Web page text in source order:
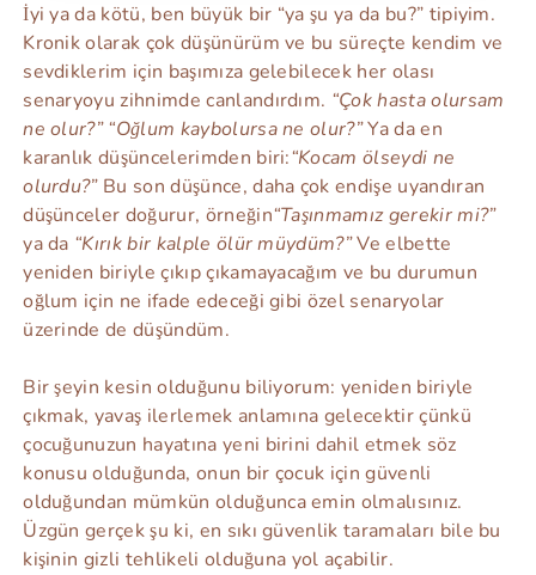
İyi ya da kötü, ben büyük bir “ya şu ya da bu?” tipiyim.
Kronik olarak çok düşünürüm ve bu süreçte kendim ve
sevdiklerim için başımıza gelebilecek her olası
senaryoyu zihnimde canlandırdım. “Çok hasta olursam
ne olur?” “Oğlum kaybolursa ne olur?”Ya da en
karanlık düşüncelerimden biri:“Kocam ölseydi ne
olurdu?”Bu son düşünce, daha çok endişe uyandıran
düşünceler doğurur, örneğin“Taşınmamız gerekir mi?”
ya da “Kırık bir kalple ölür müydüm?”Ve elbette
yeniden biriyle çıkıp çıkamayacağım ve bu durumun
oğlum için ne ifade edeceği gibi özel senaryolar
üzerinde de düşündüm.
Bir şeyin kesin olduğunu biliyorum: yeniden biriyle
çıkmak, yavaş ilerlemek anlamına gelecektir çünkü
çocuğunuzun hayatına yeni birini dahil etmek söz
konusu olduğunda, onun bir çocuk için güvenli
olduğundan mümkün olduğunca emin olmalısınız.
Üzgün gerçek şu ki, en sıkı güvenlik taramaları bile bu
kişinin gizli tehlikeli olduğuna yol açabilir.